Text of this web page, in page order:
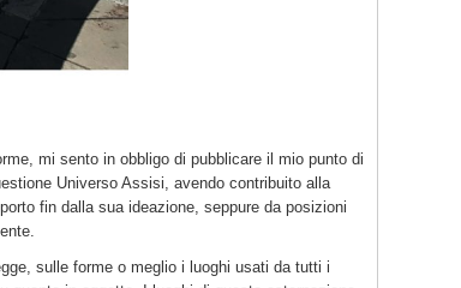
mi sento in obbligo di pubblicare il mio punto di
Universo Assisi, avendo contribuito alla
fin dalla sua ideazione, seppure da posizioni
sulle forme o meglio i luoghi usati da tutti i